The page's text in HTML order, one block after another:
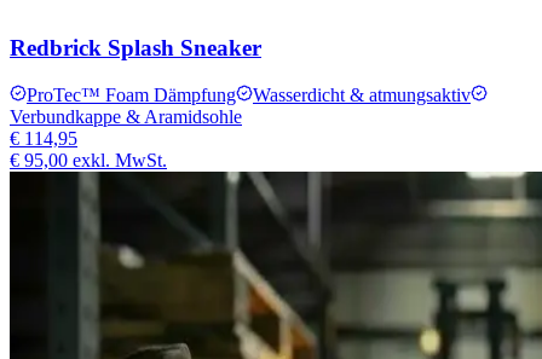
Redbrick Splash Sneaker
ProTec™ Foam Dämpfung
Wasserdicht & atmungsaktiv
Verbundkappe & Aramidsohle
€ 114,95
€ 95,00 exkl. MwSt.